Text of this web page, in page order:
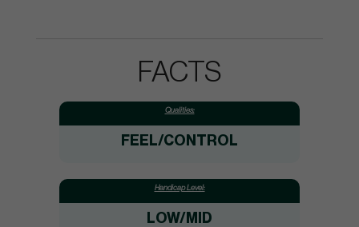
FACTS
Qualities:
FEEL/CONTROL
Handicap Level:
LOW/MID